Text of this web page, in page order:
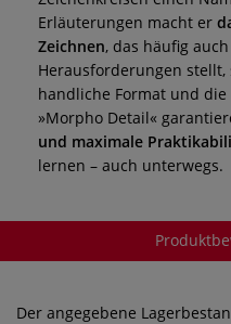
Erläuterungen macht er
Zeichnen, das häufig
Herausforderungen
handliche Format und
»Morpho Detail«
und maximale
lernen – auch unterwegs.
Der angegebene